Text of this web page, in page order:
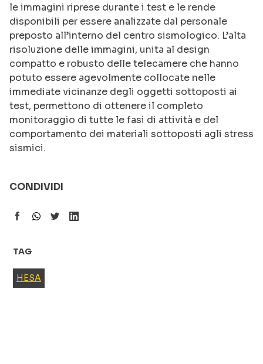
le immagini riprese durante i test e le rende
disponibili per essere analizzate dal personale
preposto all’interno del centro sismologico. L’alta
risoluzione delle immagini, unita al design
compatto e robusto delle telecamere che hanno
potuto essere agevolmente collocate nelle
immediate vicinanze degli oggetti sottoposti ai
test, permettono di ottenere il completo
monitoraggio di tutte le fasi di attività e del
comportamento dei materiali sottoposti agli stress
sismici.
CONDIVIDI
TAG
HESA